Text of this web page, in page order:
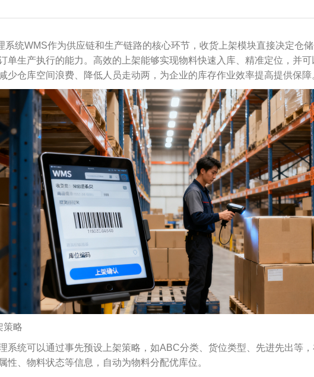
厂 咨询规划
数据分析
备品备件管理 SPM
轮胎分销系统 TDS
分布式控制系统 DCS
造行业
造行业
工
线
系统WMS作为供应链和生产链路的核心环节，收货上架模块直接决定仓
单生产执行的能力。高效的上架能够实现物料快速入库、精准定位，并
少仓库空间浪费、降低人员走动两，为企业的库存作业效率提高提供保障
策略
系统可以通过事先预设上架策略，如ABC分类、货位类型、先进先出等
性、物料状态等信息，自动为物料分配优库位。